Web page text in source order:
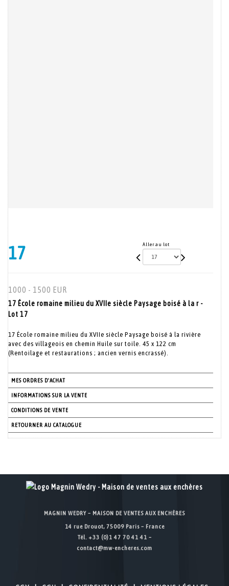
17 Aller au lot
1000 - 1500 EUR
17 École romaine milieu du XVIIe siècle Paysage boisé à la r -
Lot 17
17 École romaine milieu du XVIIe siècle Paysage boisé à la rivière
avec des villageois en chemin Huile sur toile. 45 x 122 cm
(Rentoilage et restaurations ; ancien vernis encrassé).
MES ORDRES D'ACHAT
INFORMATIONS SUR LA VENTE
CONDITIONS DE VENTE
RETOURNER AU CATALOGUE
MAGNIN WEDRY – MAISON DE VENTES AUX ENCHÈRES
14 rue Drouot, 75009 Paris – France
Tél. +33 (0)1 47 70 41 41 –
contact@mw-encheres.com